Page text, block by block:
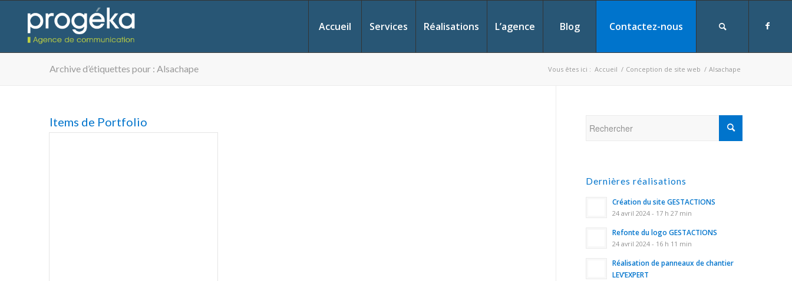
Accueil Services Réalisations L’agence Blog Contactez-nous
Archive d’étiquettes pour : Alsachape Vous êtes ici : Accueil / Conception de site web / Alsachape
Items de Portfolio
Dernières réalisations
Création du site GESTACTIONS
24 avril 2024 - 17 h 27 min
Refonte du logo GESTACTIONS
24 avril 2024 - 16 h 11 min
Réalisation de panneaux de chantier
LEV’EXPERT